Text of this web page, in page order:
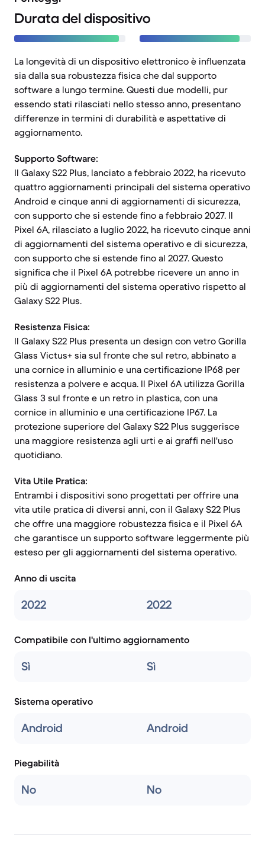
Durata del dispositivo
La longevità di un dispositivo elettronico è influenzata
sia dalla sua robustezza fisica che dal supporto
software a lungo termine. Questi due modelli, pur
essendo stati rilasciati nello stesso anno, presentano
differenze in termini di durabilità e aspettative di
aggiornamento.
Supporto Software:
Il Galaxy S22 Plus, lanciato a febbraio 2022, ha ricevuto
quattro aggiornamenti principali del sistema operativo
Android e cinque anni di aggiornamenti di sicurezza,
con supporto che si estende fino a febbraio 2027. Il
Pixel 6A, rilasciato a luglio 2022, ha ricevuto cinque anni
di aggiornamenti del sistema operativo e di sicurezza,
con supporto che si estende fino al 2027. Questo
significa che il Pixel 6A potrebbe ricevere un anno in
più di aggiornamenti del sistema operativo rispetto al
Galaxy S22 Plus.
Resistenza Fisica:
Il Galaxy S22 Plus presenta un design con vetro Gorilla
Glass Victus+ sia sul fronte che sul retro, abbinato a
una cornice in alluminio e una certificazione IP68 per
resistenza a polvere e acqua. Il Pixel 6A utilizza Gorilla
Glass 3 sul fronte e un retro in plastica, con una
cornice in alluminio e una certificazione IP67. La
protezione superiore del Galaxy S22 Plus suggerisce
una maggiore resistenza agli urti e ai graffi nell'uso
quotidiano.
Vita Utile Pratica:
Entrambi i dispositivi sono progettati per offrire una
vita utile pratica di diversi anni, con il Galaxy S22 Plus
che offre una maggiore robustezza fisica e il Pixel 6A
che garantisce un supporto software leggermente più
esteso per gli aggiornamenti del sistema operativo.
Anno di uscita
2022 2022
Compatibile con l'ultimo aggiornamento
Sì Sì
Sistema operativo
Android Android
Piegabilità
No No